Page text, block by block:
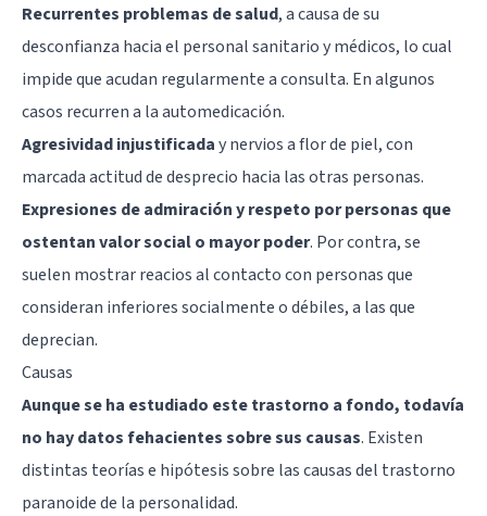
Recurrentes problemas desalud, a causa de su
desconfianza hacia el personal sanitario y médicos, lo cual
impide que acudan regularmente a consulta. En algunos
casos recurren a la automedicación.
Agresividad injustificaday nervios a flor de piel, con
marcada actitud de desprecio hacia las otras personas.
Expresiones de admiración y respeto por personas que
ostentan valor social o mayor poder. Por contra, se
suelen mostrar reacios al contacto con personas que
consideran inferiores socialmente o débiles, a las que
deprecian.
Causas
Aunque se ha estudiado este trastorno a fondo, todavía
no hay datos fehacientes sobre sus causas. Existen
distintas teorías e hipótesis sobre las causas del trastorno
paranoide de la personalidad.